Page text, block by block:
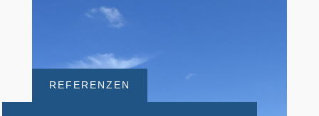
REFERENZEN